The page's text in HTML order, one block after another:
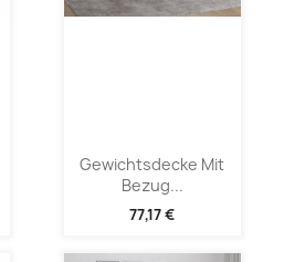
Gewichtsdecke Mit
Bezug...
77,17 €